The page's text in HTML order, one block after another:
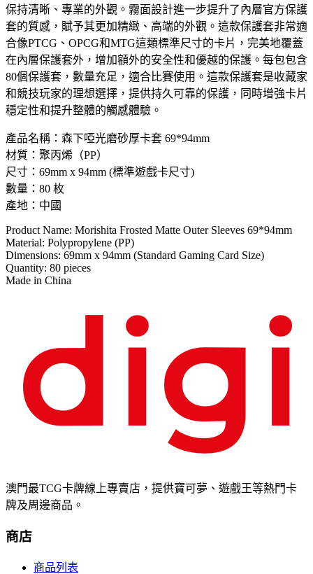
保持清晰、專業的外觀。霧面設計進一步提升了內層官方保護
套的質感，賦予其更加精緻、高端的外觀。這款保護套非常適
合像PTCG、OPCG和MTG這類標準尺寸的卡片，完美地覆蓋
在內層保護套外，增加額外的安全性和優越的保護。每包包含
80個保護套，數量充足，適合比賽使用。這款保護套是收藏家
和競技玩家的理想選擇，提供持久可靠的保護，同時增強卡片
穩定性和提升整體的觸感體驗。
產品名稱：森下啞光磨砂厚卡套 69*94mm
材質：聚丙烯（PP）
尺寸：69mm x 94mm (標準遊戲卡尺寸)
數量：80 枚
產地：中國
Product Name: Morishita Frosted Matte Outer Sleeves 69*94mm
Material: Polypropylene (PP)
Dimensions: 69mm x 94mm (Standard Gaming Card Size)
Quantity: 80 pieces
Made in China
澳門最TCG卡牌線上專賣店，提供寶可夢、遊戲王等熱門卡
牌及周邊商品。
商店
商品列表